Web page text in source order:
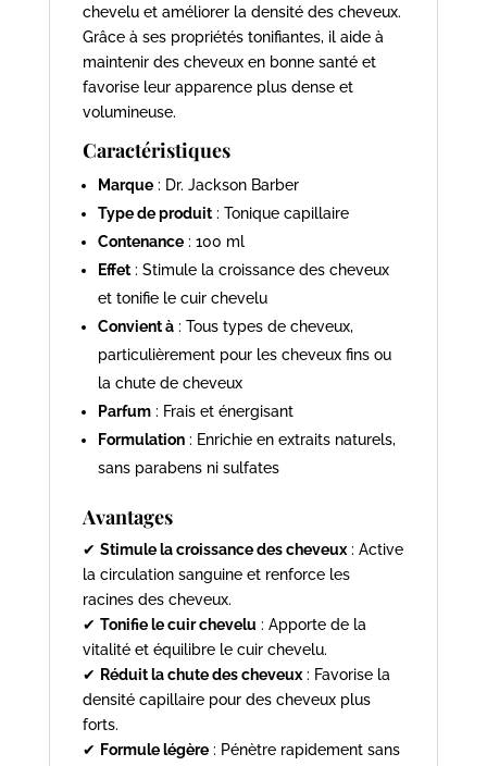
chevelu et améliorer la densité des cheveux.
Grâce à ses propriétés tonifiantes, il aide à
maintenir des cheveux en bonne santé et
favorise leur apparence plus dense et
volumineuse.
Caractéristiques
Marque: Dr. Jackson Barber
Type de produit: Tonique capillaire
Contenance: 100 ml
Effet: Stimule la croissance des cheveux
et tonifie le cuir chevelu
Convient à: Tous types de cheveux,
particulièrement pour les cheveux fins ou
la chute de cheveux
Parfum: Frais et énergisant
Formulation: Enrichie en extraits naturels,
sans parabens ni sulfates
Avantages
✔ Stimule la croissance des cheveux: Active
la circulation sanguine et renforce les
racines des cheveux.
✔ Tonifie le cuir chevelu: Apporte de la
vitalité et équilibre le cuir chevelu.
✔ Réduit la chute des cheveux: Favorise la
densité capillaire pour des cheveux plus
forts.
✔ Formule légère: Pénètre rapidement sans